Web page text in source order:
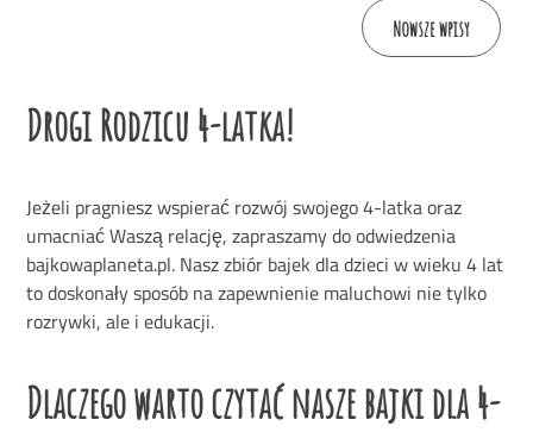
po
wpisach
Nowsze wpisy
Drogi Rodzicu 4-latka!
Jeżeli pragniesz wspierać rozwój swojego 4-latka oraz
umacniać Waszą relację, zapraszamy do odwiedzenia
bajkowaplaneta.pl. Nasz zbiór bajek dla dzieci w wieku 4 lat
to doskonały sposób na zapewnienie maluchowi nie tylko
rozrywki, ale i edukacji.
Dlaczego warto czytać nasze bajki dla 4-